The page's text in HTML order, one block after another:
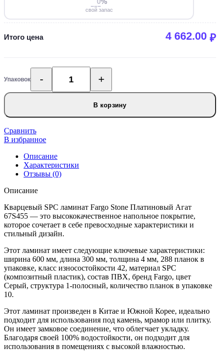
свой запас
Итого цена 4 662.00 ₽
УпаковокКоличество
товара
ламинат
Stone
Платиновый
Агат
67S455
В корзину
Сравнить
В избранное
Описание
Характеристики
Отзывы (0)
Описание
Кварцевый SPC ламинат Fargo Stone Платиновый Агат
67S455 — это высококачественное напольное покрытие,
которое сочетает в себе превосходные характеристики и
стильный дизайн.
Этот ламинат имеет следующие ключевые характеристики:
ширина 600 мм, длина 300 мм, толщина 4 мм, 288 планок в
упаковке, класс износостойкости 42, материал SPC
(композитный пластик), состав ПВХ, бренд Fargo, цвет
Серый, структура 1-полосный, количество планок в упаковке
10.
Этот ламинат произведен в Китае и Южной Корее, идеально
подходит для использования под камень, мрамор или плитку.
Он имеет замковое соединение, что облегчает укладку.
Благодаря своей 100% водостойкости, он подходит для
использования в помещениях с высокой влажностью.